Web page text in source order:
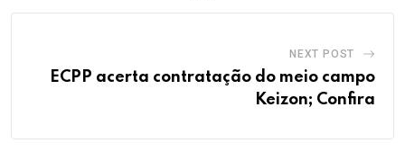
NEXT POST
ECPP acerta contratação do meio campo
Keizon; Confira